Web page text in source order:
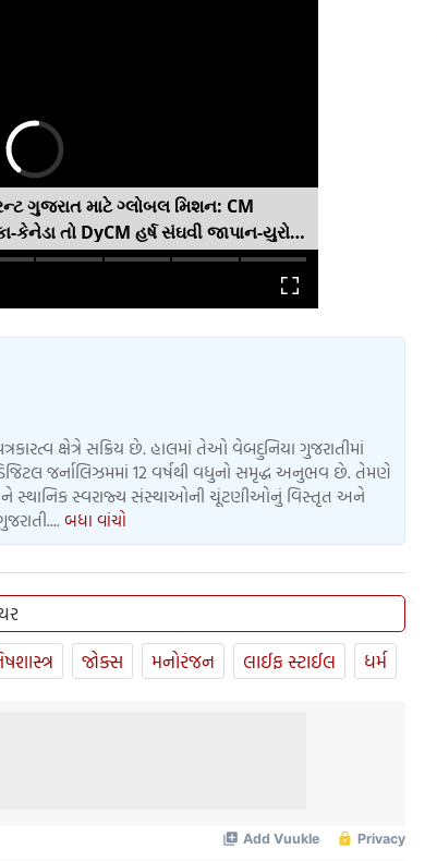
ગુજરાત માટે ગ્લોબલ મિશન: CM
કેનેડા તો DyCM હર્ષ સંઘવી જાપાન-યુરોપ
ક્ષેત્રે સક્રિય છે. હાલમાં તેઓ વેબદુનિયા ગુજરાતીમાં
જર્નાલિઝમમાં 12 વર્ષથી વધુનો સમૃદ્ધ અનુભવ છે. તેમણે
અને સ્થાનિક સ્વરાજ્ય સંસ્થાઓની ચૂંટણીઓનું વિસ્તૃત અને
બધા વાંચો
જોક્સ મનોરંજન લાઈફ સ્ટાઈલ ધર્મ